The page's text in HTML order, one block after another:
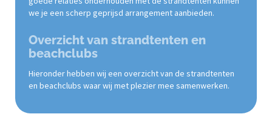
we je een scherp geprijsd arrangement aanbieden.
Overzicht van strandtenten en
beachclubs
Hieronder hebben wij een overzicht van de strandtenten
en beachclubs waar wij met plezier mee samenwerken.